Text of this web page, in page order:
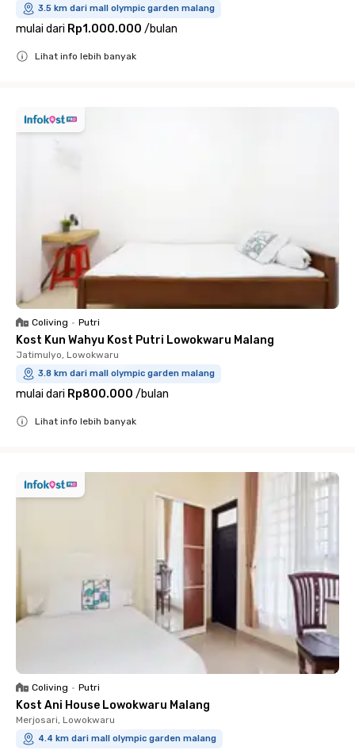
3.5 km dari mall olympic garden malang
mulai dari Rp1.000.000 /bulan
Lihat info lebih banyak
Coliving • Putri
Kost Kun Wahyu Kost Putri Lowokwaru Malang
Jatimulyo, Lowokwaru
3.8 km dari mall olympic garden malang
mulai dari Rp800.000 /bulan
Lihat info lebih banyak
Coliving • Putri
Kost Ani House Lowokwaru Malang
Merjosari, Lowokwaru
4.4 km dari mall olympic garden malang